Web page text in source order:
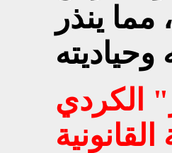
مما ينذر
الكردي